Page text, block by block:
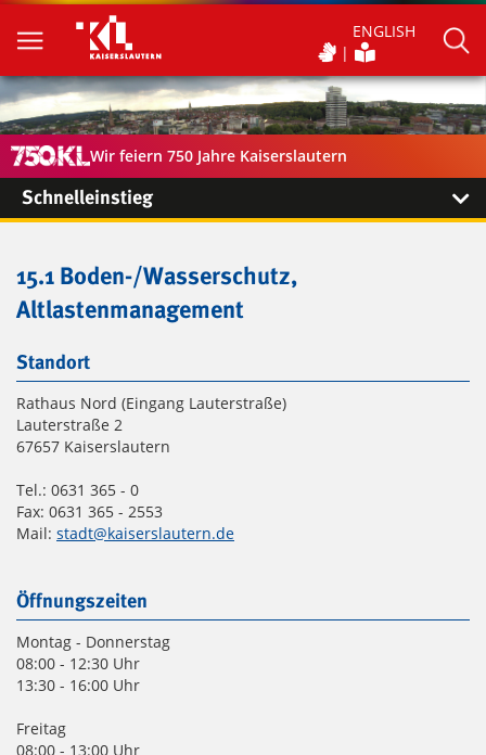
ENGLISH
Wir feiern 750 Jahre Kaiserslautern
Schnelleinstieg
15.1 Boden-/Wasserschutz,
Altlastenmanagement
Standort
Rathaus Nord (Eingang Lauterstraße)
Lauterstraße 2
67657 Kaiserslautern
Tel.: 0631 365 - 0
Fax: 0631 365 - 2553
Mail: stadt@kaiserslautern.de
Öffnungszeiten
Montag - Donnerstag
08:00 - 12:30 Uhr
13:30 - 16:00 Uhr
Freitag
08:00 - 13:00 Uhr